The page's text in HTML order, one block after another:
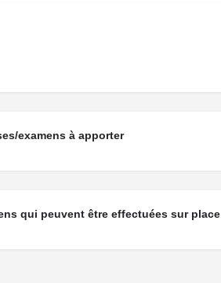
examens à apporter
qui peuvent être effectuées sur place